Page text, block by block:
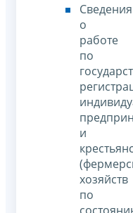
Сведения
о
работе
по
и
хозяйств
по